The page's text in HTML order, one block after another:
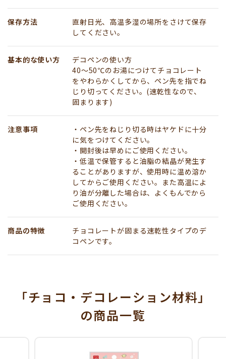
保存方法
直射日光、高温多湿の場所をさけて保存
してください。
基本的な使い方
デコペンの使い方
40～50℃のお湯につけてチョコレート
をやわらかくしてから、ペン先を指でね
じり切ってください。(速乾性なので、
固まります)
注意事項
・ペン先をねじり切る時はヤケドに十分
に気をつけてください。
・開封後は早めにご使用ください。
・低温で保管すると油脂の結晶が発生す
ることがありますが、使用時に温め溶か
してからご使用ください。また高温によ
り油が分離した場合は、よくもんでから
ご使用ください。
商品の特徴
チョコレートが固まる速乾性タイプのデ
コペンです。
「チョコ・デコレーション材料」
の商品一覧